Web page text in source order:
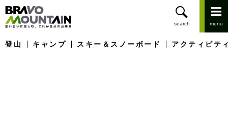
登山 キャンプ スキー＆スノーボード アクティビテ